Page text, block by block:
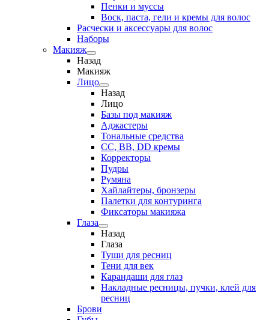
Пенки и муссы
Воск, паста, гели и кремы для волос
Расчески и аксессуары для волос
Наборы
Макияж
Назад
Макияж
Лицо
Назад
Лицо
Базы под макияж
Аджастеры
Тональные средства
CC, BB, DD кремы
Корректоры
Пудры
Румяна
Хайлайтеры, бронзеры
Палетки для контуринга
Фиксаторы макияжа
Глаза
Назад
Глаза
Туши для ресниц
Тени для век
Карандаши для глаз
Накладные ресницы, пучки, клей для
ресниц
Брови